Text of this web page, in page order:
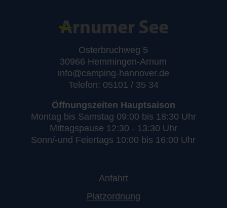
Osterbruchweg 5
30966 Hemmingen-Arnum
info@camping-hannover.de
Telefon: 05101 / 35 34
Öffnungszeiten Hauptsaison
Montag bis Samstag 09:00 bis 18:30 Uhr
Mittagspause 12:30 - 13:30 Uhr
Sonn/-und Feiertags 10:00 bis 16:00 Uhr
Anfahrt
Platzordnung